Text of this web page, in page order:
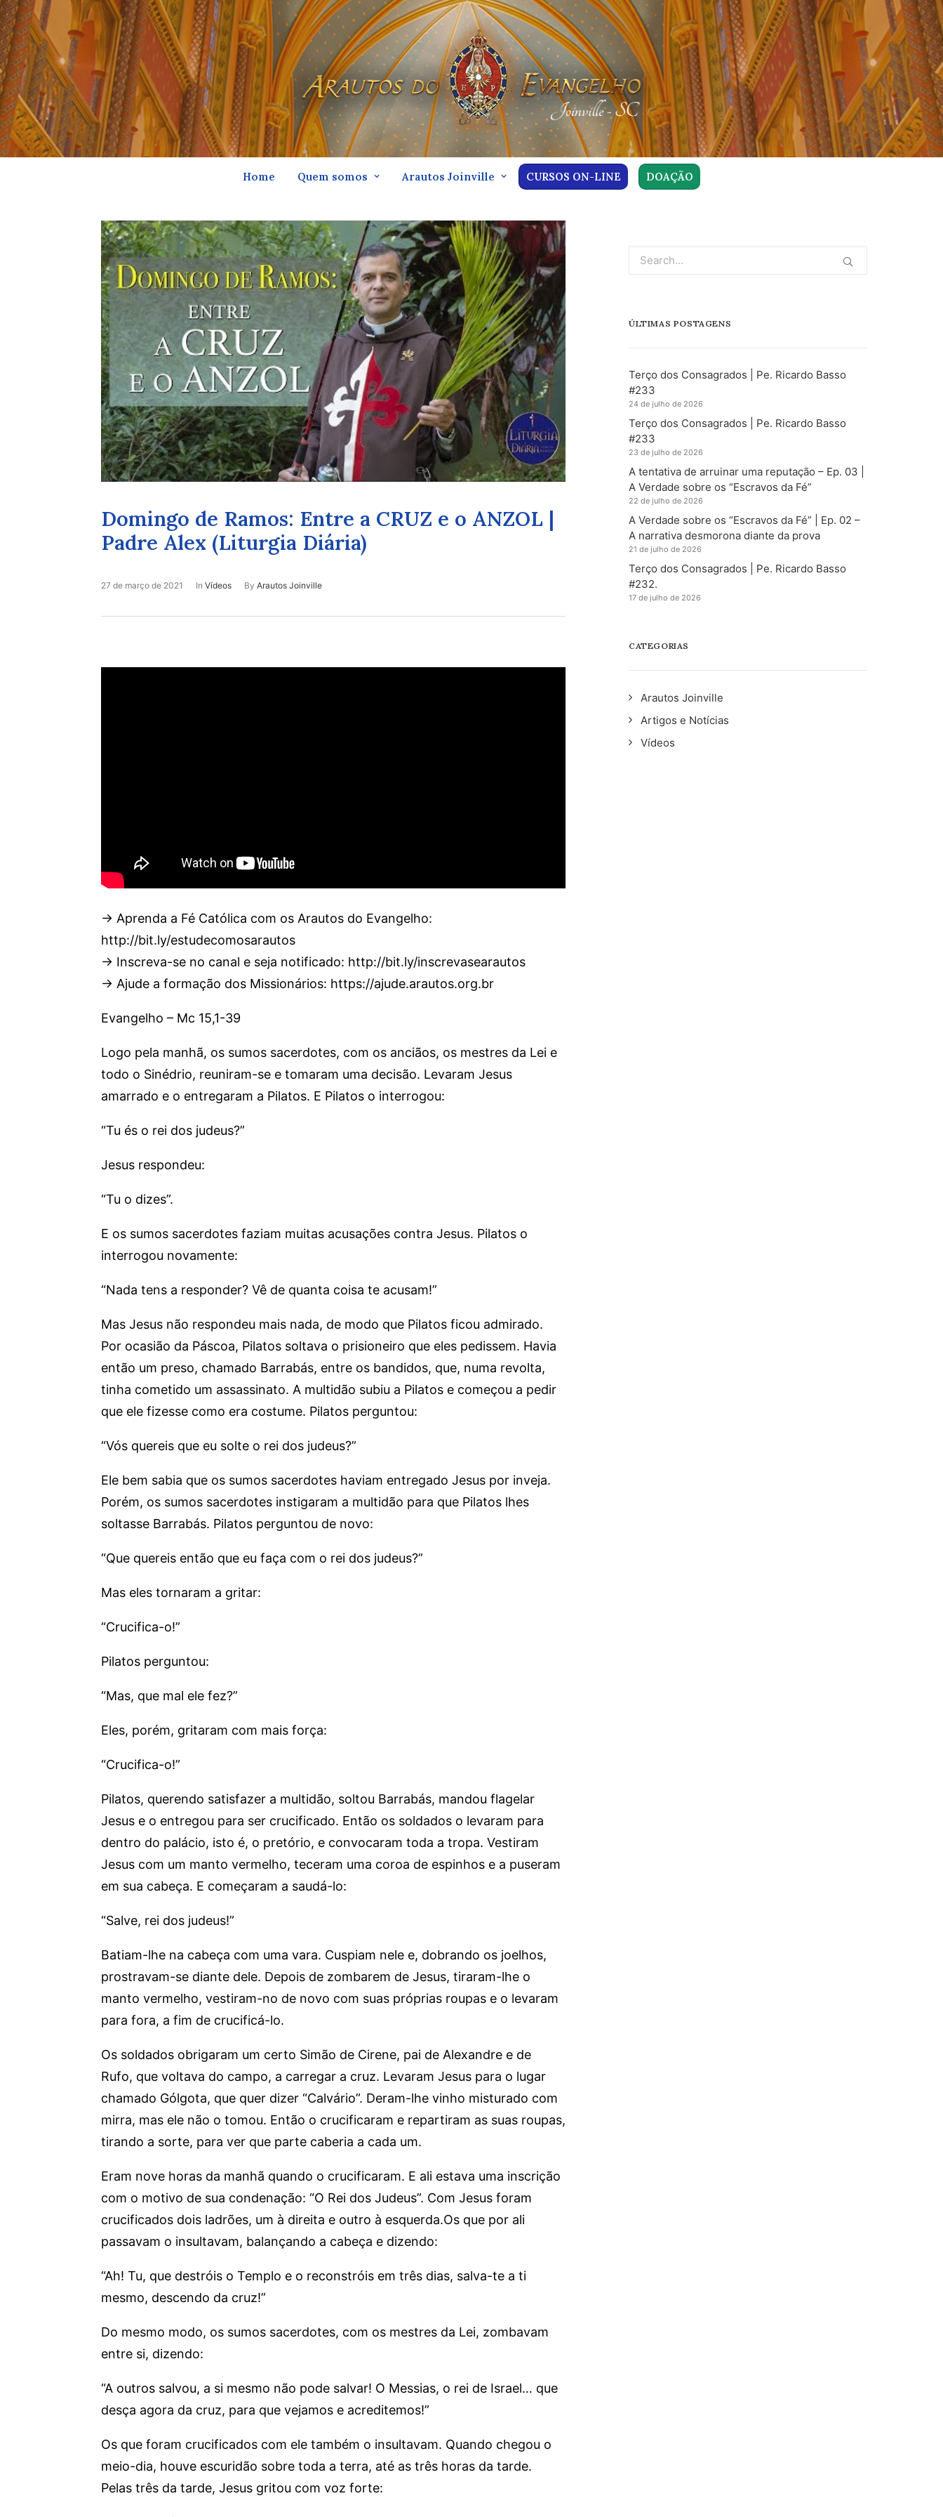
Home Quem somos Arautos Joinville CURSOS ON-LINE DOAÇÃO
Domingo de Ramos: Entre a CRUZ e o ANZOL |
Padre Alex (Liturgia Diária)
27 de março de 2021 In Vídeos By Arautos Joinville
→ Aprenda a Fé Católica com os Arautos do Evangelho:
http://bit.ly/estudecomosarautos
→ Inscreva-se no canal e seja notificado: http://bit.ly/inscrevasearautos
→ Ajude a formação dos Missionários: https://ajude.arautos.org.br
Evangelho – Mc 15,1-39
Logo pela manhã, os sumos sacerdotes, com os anciãos, os mestres da Lei e
todo o Sinédrio, reuniram-se e tomaram uma decisão. Levaram Jesus
amarrado e o entregaram a Pilatos. E Pilatos o interrogou:
“Tu és o rei dos judeus?”
Jesus respondeu:
“Tu o dizes”.
E os sumos sacerdotes faziam muitas acusações contra Jesus. Pilatos o
interrogou novamente:
“Nada tens a responder? Vê de quanta coisa te acusam!”
Mas Jesus não respondeu mais nada, de modo que Pilatos ficou admirado.
Por ocasião da Páscoa, Pilatos soltava o prisioneiro que eles pedissem. Havia
então um preso, chamado Barrabás, entre os bandidos, que, numa revolta,
tinha cometido um assassinato. A multidão subiu a Pilatos e começou a pedir
que ele fizesse como era costume. Pilatos perguntou:
“Vós quereis que eu solte o rei dos judeus?”
Ele bem sabia que os sumos sacerdotes haviam entregado Jesus por inveja.
Porém, os sumos sacerdotes instigaram a multidão para que Pilatos lhes
soltasse Barrabás. Pilatos perguntou de novo:
“Que quereis então que eu faça com o rei dos judeus?”
Mas eles tornaram a gritar:
“Crucifica-o!”
Pilatos perguntou:
“Mas, que mal ele fez?”
Eles, porém, gritaram com mais força:
“Crucifica-o!”
Pilatos, querendo satisfazer a multidão, soltou Barrabás, mandou flagelar
Jesus e o entregou para ser crucificado. Então os soldados o levaram para
dentro do palácio, isto é, o pretório, e convocaram toda a tropa. Vestiram
Jesus com um manto vermelho, teceram uma coroa de espinhos e a puseram
em sua cabeça. E começaram a saudá-lo:
“Salve, rei dos judeus!”
Batiam-lhe na cabeça com uma vara. Cuspiam nele e, dobrando os joelhos,
prostravam-se diante dele. Depois de zombarem de Jesus, tiraram-lhe o
manto vermelho, vestiram-no de novo com suas próprias roupas e o levaram
para fora, a fim de crucificá-lo.
Os soldados obrigaram um certo Simão de Cirene, pai de Alexandre e de
Rufo, que voltava do campo, a carregar a cruz. Levaram Jesus para o lugar
chamado Gólgota, que quer dizer “Calvário”. Deram-lhe vinho misturado com
mirra, mas ele não o tomou. Então o crucificaram e repartiram as suas roupas,
tirando a sorte, para ver que parte caberia a cada um.
Eram nove horas da manhã quando o crucificaram. E ali estava uma inscrição
com o motivo de sua condenação: “O Rei dos Judeus”. Com Jesus foram
crucificados dois ladrões, um à direita e outro à esquerda.Os que por ali
passavam o insultavam, balançando a cabeça e dizendo:
“Ah! Tu, que destróis o Templo e o reconstróis em três dias, salva-te a ti
mesmo, descendo da cruz!”
Do mesmo modo, os sumos sacerdotes, com os mestres da Lei, zombavam
entre si, dizendo:
“A outros salvou, a si mesmo não pode salvar! O Messias, o rei de Israel… que
desça agora da cruz, para que vejamos e acreditemos!”
Os que foram crucificados com ele também o insultavam. Quando chegou o
meio-dia, houve escuridão sobre toda a terra, até as três horas da tarde.
Pelas três da tarde, Jesus gritou com voz forte:
ÚLTIMAS POSTAGENS
Terço dos Consagrados | Pe. Ricardo Basso
#233
24 de julho de 2026
Terço dos Consagrados | Pe. Ricardo Basso
#233
23 de julho de 2026
A tentativa de arruinar uma reputação – Ep. 03 |
A Verdade sobre os “Escravos da Fé”
22 de julho de 2026
A Verdade sobre os “Escravos da Fé” | Ep. 02 –
A narrativa desmorona diante da prova
21 de julho de 2026
Terço dos Consagrados | Pe. Ricardo Basso
#232.
17 de julho de 2026
CATEGORIAS
Arautos Joinville
Artigos e Notícias
Vídeos